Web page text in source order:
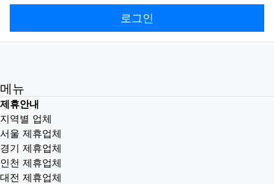
로그인
메뉴
제휴안내
지역별 업체
서울 제휴업체
경기 제휴업체
인천 제휴업체
대전 제휴업체